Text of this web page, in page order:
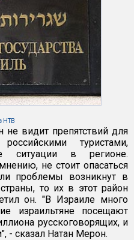
НТВ
видит препятствий для
туристами,
ситуации в регионе.
не стоит опасаться
проблемы возникнут в
то их в этот район
он. "В Израиле много
израильтяне посещают
русскоговорящих, и
- сказал Натан Мерон.